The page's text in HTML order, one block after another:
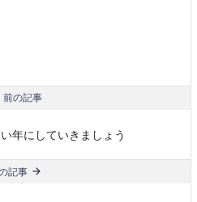
前の記事
年にしていきましょう
記事